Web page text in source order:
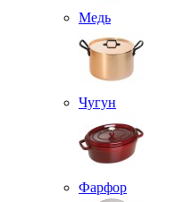
Медь
Чугун
Фарфор